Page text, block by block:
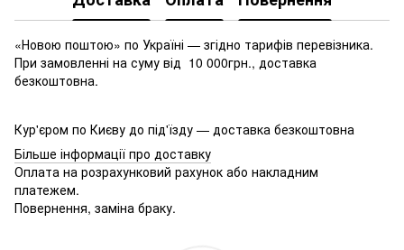
«Новою поштою» по Україні — згідно тарифів перевізника.
При замовленні на суму від 10 000грн., доставка
безкоштовна.
Кур'єром по Києву до під'їзду — доставка безкоштовна
Більше інформації про доставку
Оплата на розрахунковий рахунок або накладним
платежем.
Повернення, заміна браку.